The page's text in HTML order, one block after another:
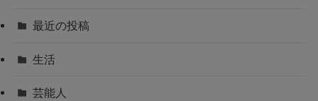
最近の投稿
生活
芸能人